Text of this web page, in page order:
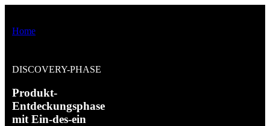
Home
DISCOVERY-PHASE
Produkt-
Entdeckungsphase
mit Ein-des-ein